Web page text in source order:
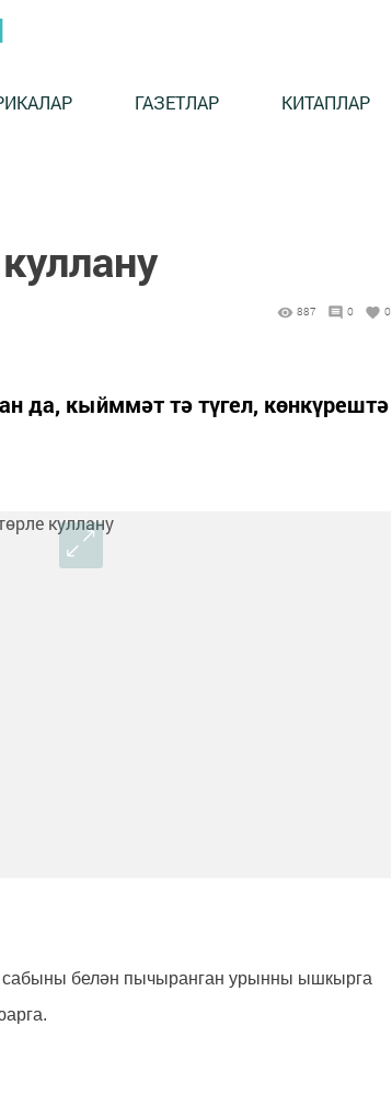
ГАЗЕТЛАР КИТАПЛАР
887 0 0
да, кыйммәт тә түгел, көнкүрештә
белән пычыранган урынны ышкырга